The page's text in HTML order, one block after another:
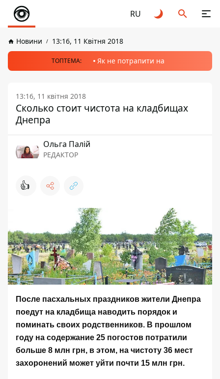
RU
Новини 13:16, 11 Квітня 2018
ТОПТЕМА: Як не потрапити на
13:16, 11 квітня 2018
Сколько стоит чистота на кладбищах
Днепра
Ольга Палій
РЕДАКТОР
👍
После пасхальных праздников жители Днепра
поедут на кладбища наводить порядок и
поминать своих родственников. В прошлом
году на содержание 25 погостов потратили
больше 8 млн грн, в этом, на чистоту 36 мест
захоронений может уйти почти 15 млн грн.